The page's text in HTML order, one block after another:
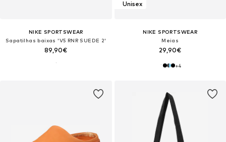
NIKE SPORTSWEAR
Sapatilhas baixas 'V5 RNR SUEDE 2'
89,90€
Unisex
NIKE SPORTSWEAR
Meias
29,90€
+4